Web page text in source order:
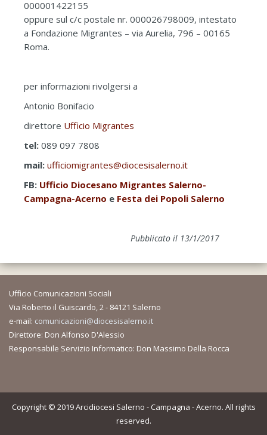
000001422155
oppure sul c/c postale nr. 000026798009, intestato
a Fondazione Migrantes – via Aurelia, 796 – 00165
Roma.
per informazioni rivolgersi a
Antonio Bonifacio
direttore Ufficio Migrantes
tel: 089 097 7808
mail: ufficiomigrantes@diocesisalerno.it
FB: Ufficio Diocesano Migrantes Salerno-
Campagna-Acerno e Festa dei Popoli Salerno
Pubblicato il 13/1/2017
Ufficio Comunicazioni Sociali
Via Roberto il Guiscardo, 2 - 84121 Salerno
e-mail: comunicazioni@diocesisalerno.it
Direttore: Don Alfonso D'Alessio
Responsabile Servizio Informatico: Don Massimo Della Rocca
Copyright © 2019 Arcidiocesi Salerno - Campagna - Acerno. All rights
reserved.